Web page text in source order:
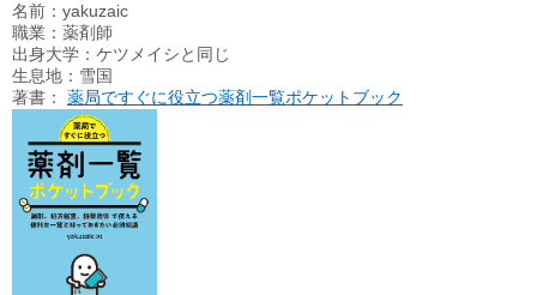
名前：yakuzaic
職業：薬剤師
出身大学：ケツメイシと同じ
生息地：雪国
著書： 薬局ですぐに役立つ薬剤一覧ポケットブック